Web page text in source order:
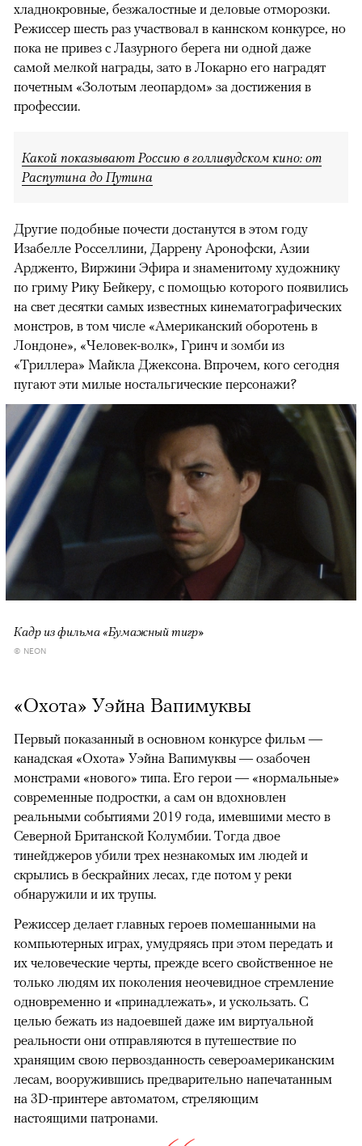
хладнокровные, безжалостные и деловые отморозки.
Режиссер шесть раз участвовал в каннском конкурсе, но
пока не привез с Лазурного берега ни одной даже
самой мелкой награды, зато в Локарно его наградят
почетным «Золотым леопардом» за достижения в
профессии.
Какой показывают Россию в голливудском кино: от
Распутина до Путина
Другие подобные почести достанутся в этом году
Изабелле Росселлини, Даррену Аронофски, Азии
Ардженто, Виржини Эфира и знаменитому художнику
по гриму Рику Бейкеру, с помощью которого появились
на свет десятки самых известных кинематографических
монстров, в том числе «Американский оборотень в
Лондоне», «Человек-волк», Гринч и зомби из
«Триллера» Майкла Джексона. Впрочем, кого сегодня
пугают эти милые ностальгические персонажи?
Кадр из фильма «Бумажный тигр»
© NEON
«Охота» Уэйна Вапимуквы
Первый показанный в основном конкурсе фильм —
канадская «Охота» Уэйна Вапимуквы — озабочен
монстрами «нового» типа. Его герои — «нормальные»
современные подростки, а сам он вдохновлен
реальными событиями 2019 года, имевшими место в
Северной Британской Колумбии. Тогда двое
тинейджеров убили трех незнакомых им людей и
скрылись в бескрайних лесах, где потом у реки
обнаружили и их трупы.
Режиссер делает главных героев помешанными на
компьютерных играх, умудряясь при этом передать и
их человеческие черты, прежде всего свойственное не
только людям их поколения неочевидное стремление
одновременно и «принадлежать», и ускользать. С
целью бежать из надоевшей даже им виртуальной
реальности они отправляются в путешествие по
хранящим свою первозданность североамериканским
лесам, вооружившись предварительно напечатанным
на 3D-принтере автоматом, стреляющим
настоящими патронами.